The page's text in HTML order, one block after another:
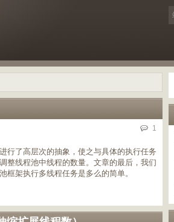
1
行了高层次的抽象，使之与具体的执行任务
整线程池中线程的数量。文章的最后，我们
架执行多线程任务是多么的简单。